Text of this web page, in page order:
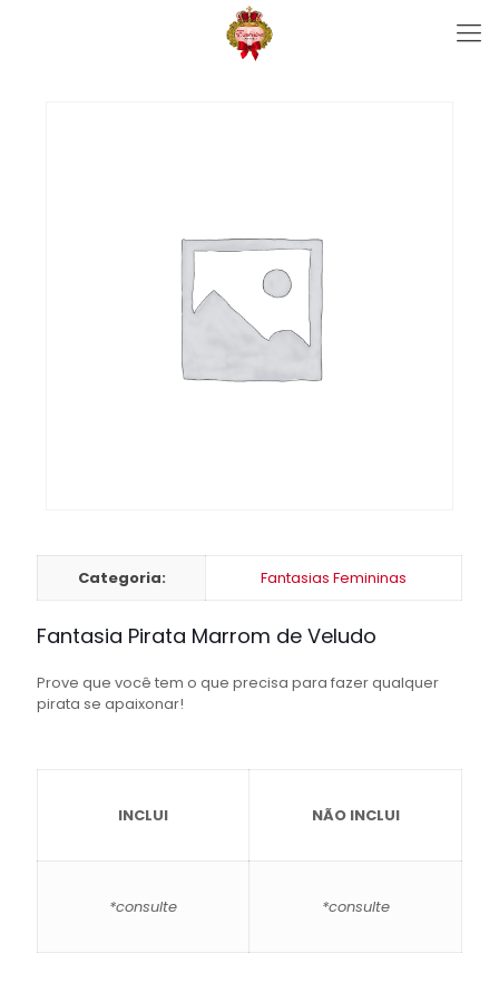
Categoria: Fantasias Femininas
Fantasia Pirata Marrom de Veludo
Prove que você tem o que precisa para fazer qualquer
pirata se apaixonar!
INCLUI NÃO INCLUI
*consulte *consulte